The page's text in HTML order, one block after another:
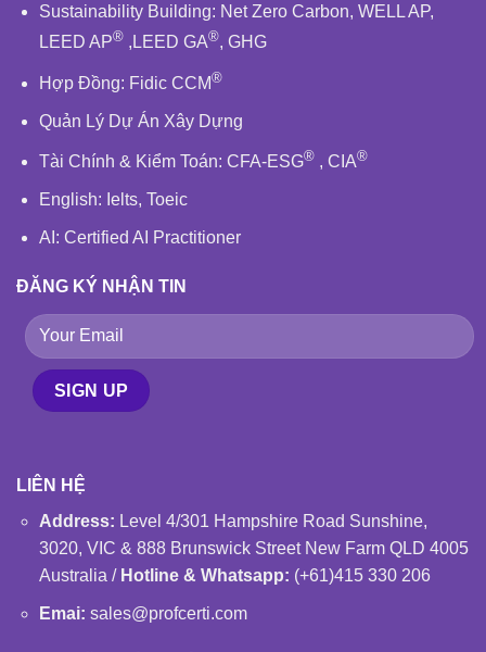
Sustainability Building: Net Zero Carbon, WELL AP,
LEED AP®, LEED GA®, GHG
Hợp Đồng: Fidic CCM®
Quản Lý Dự Án Xây Dựng
Tài Chính & Kiểm Toán: CFA-ESG®, CIA®
English: Ielts, Toeic
AI: Certified AI Practitioner
ĐĂNG KÝ NHẬN TIN
LIÊN HỆ
Address: Level 4/301 Hampshire Road Sunshine,
3020, VIC & 888 Brunswick Street New Farm QLD 4005
Australia / Hotline & Whatsapp: (+61)415 330 206
Emai: sales@profcerti.com